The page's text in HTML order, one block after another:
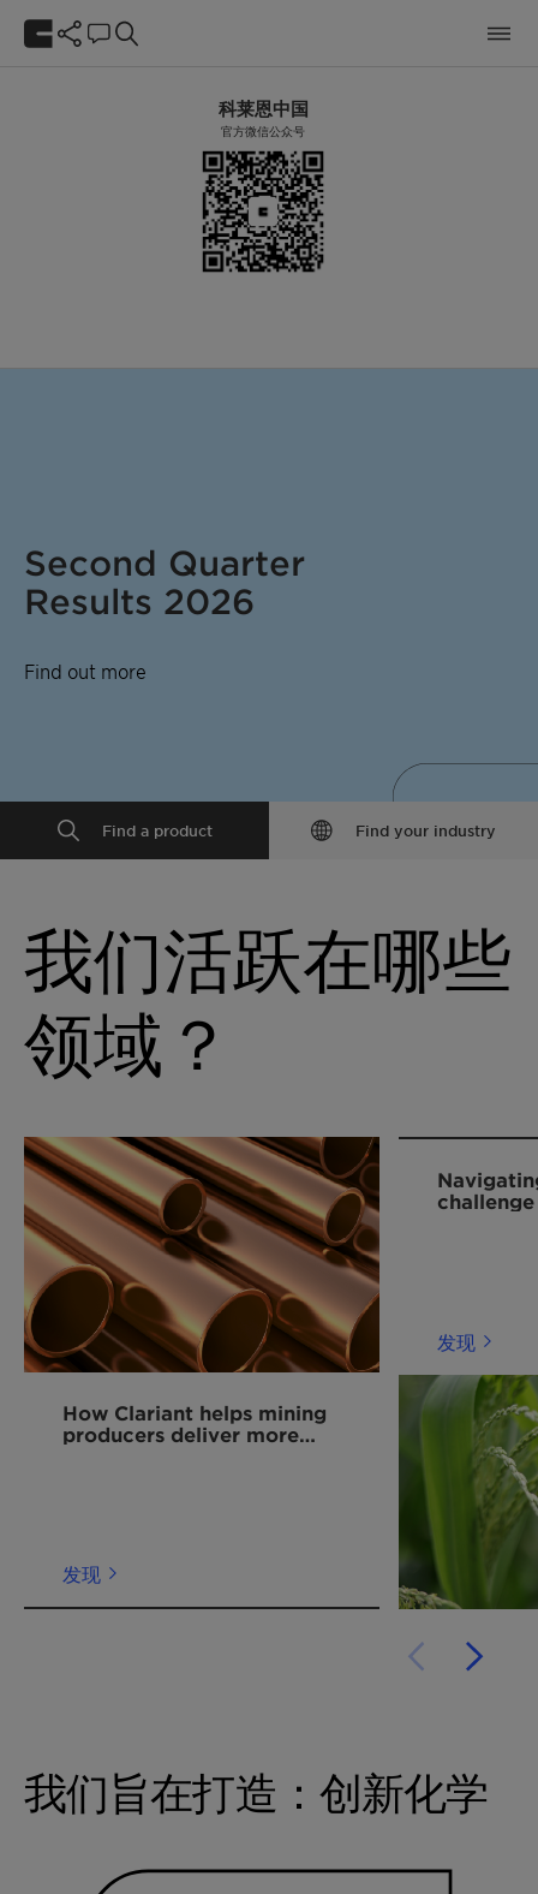
科莱恩中国
官方微信公众号
Second Quarter
Results 2026
Find out more
Find a product Find your industry
我们活跃在哪些
领域？
How Clariant helps mining
producers deliver more
发现
发现
我们旨在打造：创新化学